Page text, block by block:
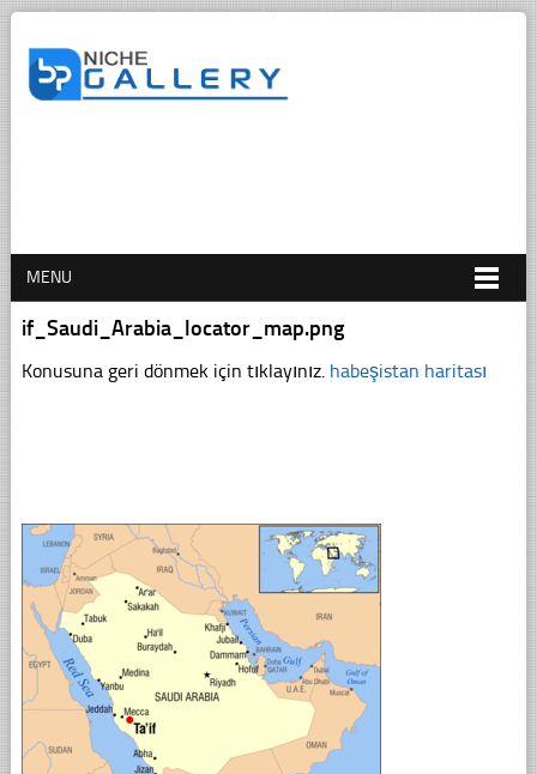
MENU
if_Saudi_Arabia_locator_map.png
Konusuna geri dönmek için tıklayınız. habeşistan haritası